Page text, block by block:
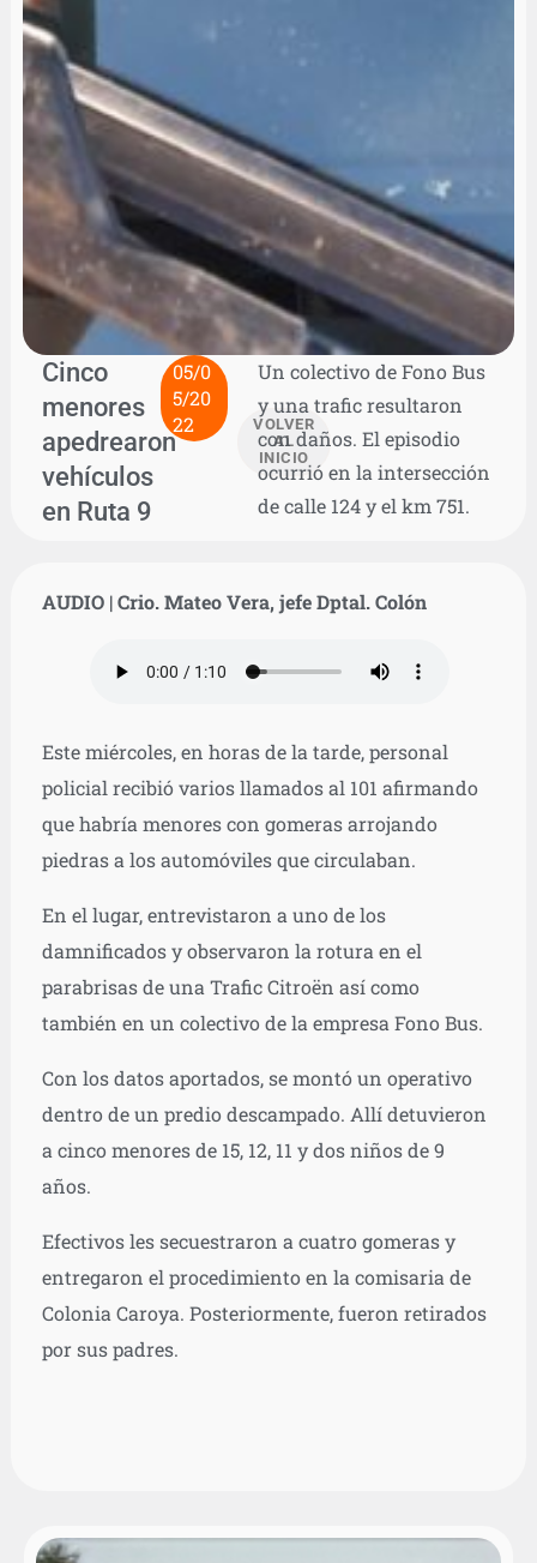
Cinco
menores
apedrearon
vehículos
en Ruta 9
05/0
5/20
22
VOLVER
AL
INICIO
Un colectivo de Fono Bus
y una trafic resultaron
con daños. El episodio
ocurrió en la intersección
de calle 124 y el km 751.
AUDIO | Crio. Mateo Vera, jefe Dptal. Colón
Este miércoles, en horas de la tarde, personal
policial recibió varios llamados al 101 afirmando
que habría menores con gomeras arrojando
piedras a los automóviles que circulaban.
En el lugar, entrevistaron a uno de los
damnificados y observaron la rotura en el
parabrisas de una Trafic Citroën así como
también en un colectivo de la empresa Fono Bus.
Con los datos aportados, se montó un operativo
dentro de un predio descampado. Allí detuvieron
a cinco menores de 15, 12, 11 y dos niños de 9
años.
Efectivos les secuestraron a cuatro gomeras y
entregaron el procedimiento en la comisaria de
Colonia Caroya. Posteriormente, fueron retirados
por sus padres.